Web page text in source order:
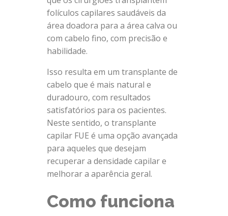
folículos capilares saudáveis ​​da
área doadora para a área calva ou
com cabelo fino, com precisão e
habilidade.
Isso resulta em um transplante de
cabelo que é mais natural e
duradouro, com resultados
satisfatórios para os pacientes.
Neste sentido, o transplante
capilar FUE é uma opção avançada
para aqueles que desejam
recuperar a densidade capilar e
melhorar a aparência geral.
Como funciona